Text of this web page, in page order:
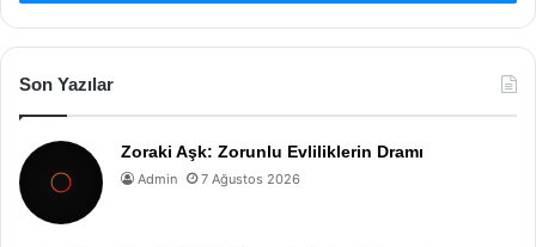
Son Yazılar
Zoraki Aşk: Zorunlu Evliliklerin Dramı
Admin 7 Ağustos 2026